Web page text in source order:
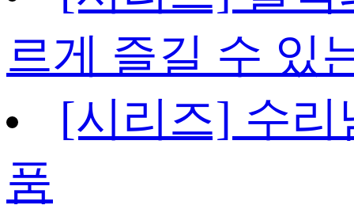
르게 즐길 수 있
[시리즈] 수리
품